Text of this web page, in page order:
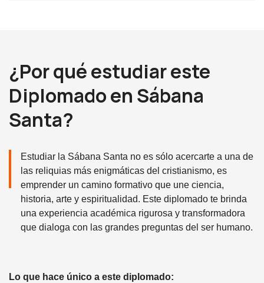
¿Por qué estudiar este
Diplomado en Sábana
Santa?
Estudiar la Sábana Santa no es sólo acercarte a una de
las reliquias más enigmáticas del cristianismo, es
emprender un camino formativo que une ciencia,
historia, arte y espiritualidad. Este diplomado te brinda
una experiencia académica rigurosa y transformadora
que dialoga con las grandes preguntas del ser humano.
Lo que hace único a este diplomado: